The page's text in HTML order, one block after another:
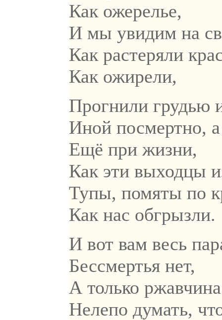
Как ожерелье,
И мы увидим на
Как растеряли
Как ожирели,
Прогнили
Иной посмертно,
Ещё при жизни,
Как эти выходцы
Тупы, помяты по
Как нас обгрызли.
И вот вам весь
Бессмертья нет,
А только ржавчина
Нелепо думать,